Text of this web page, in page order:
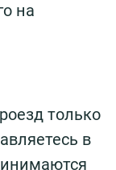
на
только
в